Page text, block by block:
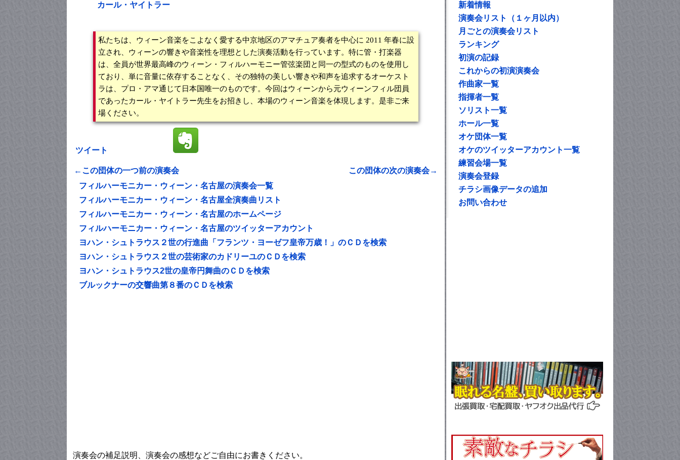
カール・ヤイトラー
私たちは、ウィーン音楽をこよなく愛する中京地区のアマチュア奏者を中心に 2011 年春に設
立され、ウィーンの響きや音楽性を理想とした演奏活動を行っています。特に管・打楽器
は、全員が世界最高峰のウィーン・フィルハーモニー管弦楽団と同一の型式のものを使用し
ており、単に音量に依存することなく、その独特の美しい響きや和声を追求するオーケスト
ラは、プロ・アマ通じて日本国唯一のものです。今回はウィーンから元ウィーンフィル団員
であったカール・ヤイトラー先生をお招きし、本場のウィーン音楽を体現します。是非ご来
場ください。
ツイート
←この団体の一つ前の演奏会
この団体の次の演奏会→
フィルハーモニカー・ウィーン・名古屋の演奏会一覧
フィルハーモニカー・ウィーン・名古屋全演奏曲リスト
フィルハーモニカー・ウィーン・名古屋のホームページ
フィルハーモニカー・ウィーン・名古屋のツイッターアカウント
ヨハン・シュトラウス２世の行進曲「フランツ・ヨーゼフ皇帝万歳！」のＣＤを検索
ヨハン・シュトラウス２世の芸術家のカドリーユのＣＤを検索
ヨハン・シュトラウス2世の皇帝円舞曲のＣＤを検索
ブルックナーの交響曲第８番のＣＤを検索
演奏会の補足説明、演奏会の感想などご自由にお書きください。
新着情報
演奏会リスト（１ヶ月以内）
月ごとの演奏会リスト
ランキング
初演の記録
これからの初演演奏会
作曲家一覧
指揮者一覧
ソリスト一覧
ホール一覧
オケ団体一覧
オケのツイッターアカウント一覧
練習会場一覧
演奏会登録
チラシ画像データの追加
お問い合わせ